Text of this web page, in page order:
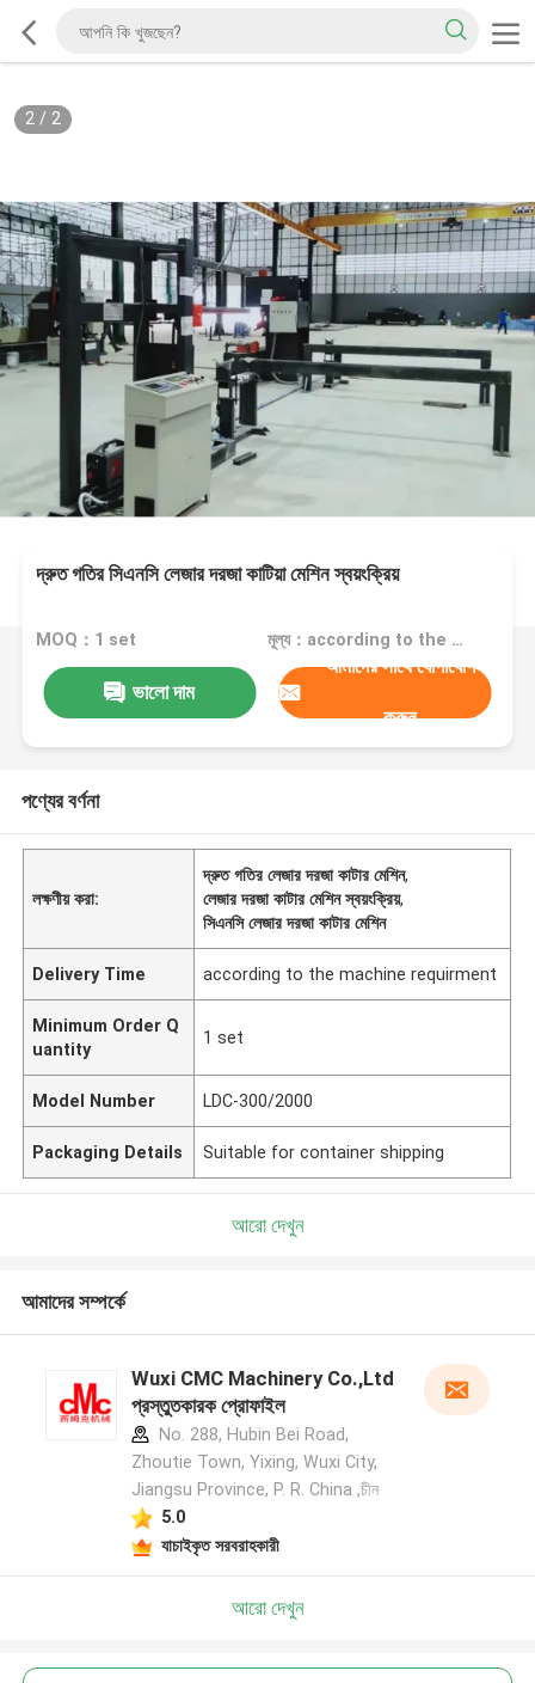
2/ 2
দ্রুত গতির সিএনসি লেজার দরজা কাটিয়া মেশিন স্বয়ংক্রিয়
MOQ：1 set মূল্য：according to the machine requirement
ভালো দাম
আমাদের সাথে যোগাযোগ
করুন
পণ্যের বর্ণনা
লক্ষণীয় করা:
দ্রুত গতির লেজার দরজা কাটার মেশিন,
লেজার দরজা কাটার মেশিন স্বয়ংক্রিয়,
সিএনসি লেজার দরজা কাটার মেশিন
Delivery Time according to the machine requirment
Minimum Order Q
uantity
1 set
Model Number LDC-300/2000
Packaging Details Suitable for container shipping
আরো দেখুন
আমাদের সম্পর্কে
Wuxi CMC Machinery Co.,Ltd
প্রস্তুতকারক প্রোফাইল
No. 288, Hubin Bei Road,
Zhoutie Town, Yixing, Wuxi City,
Jiangsu Province, P. R. China ,চীন
5.0
যাচাইকৃত সরবরাহকারী
আরো দেখুন